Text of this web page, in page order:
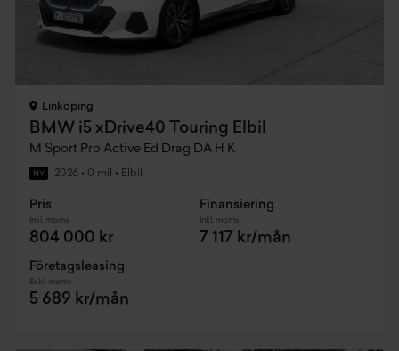
Linköping
BMW i5 xDrive40 Touring Elbil
M Sport Pro Active Ed Drag DA H K
NY 2026 • 0 mil • Elbil
Pris
Inkl. moms
804 000 kr
Finansiering
Inkl. moms
7 117 kr/mån
Företagsleasing
Exkl. moms
5 689 kr/mån